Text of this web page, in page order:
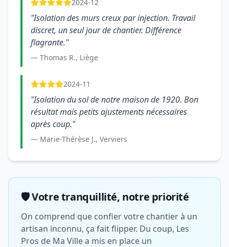
2024-12
"Isolation des murs creux par injection. Travail
discret, un seul jour de chantier. Différence
flagrante."
— Thomas R., Liège
2024-11
"Isolation du sol de notre maison de 1920. Bon
résultat mais petits ajustements nécessaires
après coup."
— Marie-Thérèse J., Verviers
🛡️ Votre tranquillité, notre priorité
On comprend que confier votre chantier à un
artisan inconnu, ça fait flipper. Du coup, Les
Pros de Ma Ville a mis en place un